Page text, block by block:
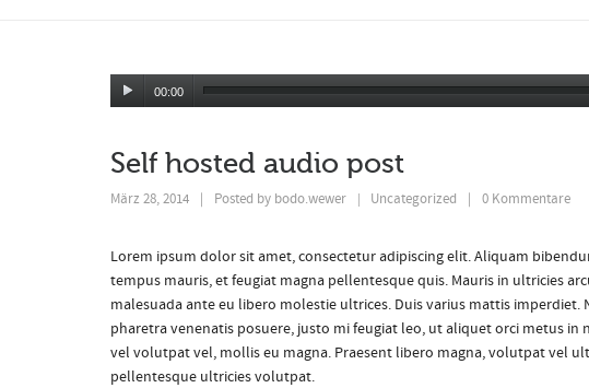
00:00
Self hosted audio post
März 28, 2014 Posted by bodo.wewer Uncategorized 0 Kommentare
Lorem ipsum dolor sit amet, consectetur adipiscing elit. Aliquam
tempus mauris, et feugiat magna pellentesque quis. Mauris in ultricies
malesuada ante eu libero molestie ultrices. Duis varius mattis
pharetra venenatis posuere, justo mi feugiat leo, ut aliquet orci metus
vel volutpat vel, mollis eu magna. Praesent libero magna, volutpat vel
pellentesque ultricies volutpat.